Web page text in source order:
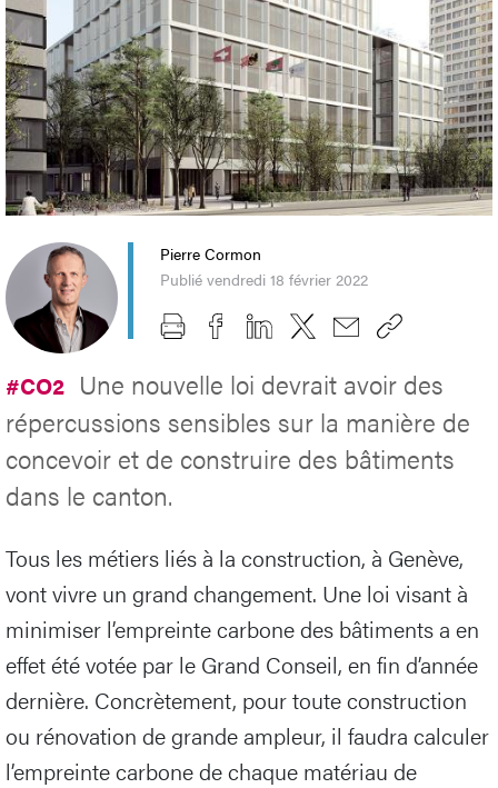
Pierre Cormon
Publié vendredi 18 février 2022
#CO2 Une nouvelle loi devrait avoir des
répercussions sensibles sur la manière de
concevoir et de construire des bâtiments
dans le canton.
Tous les métiers liés à la construction, à Genève,
vont vivre un grand changement. Une loi visant à
minimiser l’empreinte carbone des bâtiments a en
effet été votée par le Grand Conseil, en fin d’année
dernière. Concrètement, pour toute construction
ou rénovation de grande ampleur, il faudra calculer
l’empreinte carbone de chaque matériau de